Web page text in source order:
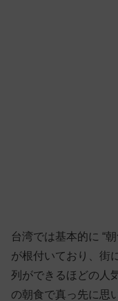
台湾では基本的に “
が根付いており、街
列ができるほどの人
の朝食で真っ先に思